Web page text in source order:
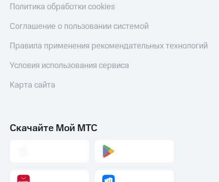
Политика обработки cookies
Соглашение о пользовании системой
Правила применения рекомендательных технологий
Условия использования сервиса
Карта сайта
Скачайте Мой МТС